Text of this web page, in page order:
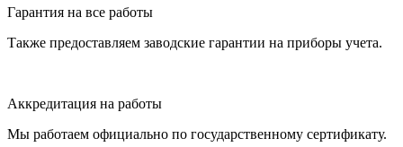
Гарантия на все работы
Также предоставляем заводские гарантии на приборы учета.
Аккредитация на работы
Мы работаем официально по государственному сертификату.